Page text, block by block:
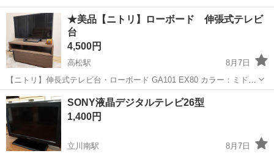
★美品【ニトリ】ローボード 伸張式テレビ
台
4,500円
高松駅
8月7日
【ニトリ】伸長式テレビ台・ローボード GA101 EX80 カラー：ミドル
ブラウン ニトリで購入したローボードです。 お部屋の広さや置き場所
に合わせて幅を調整できる伸長式タイプで、L字にしたり、コーナーに
設置したりと自由...
東京 立川市 高松駅 その他
SONY液晶デジタルテレビ26型
1,400円
立川南駅
8月7日